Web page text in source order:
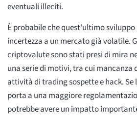
eventuali illeciti.
È probabile che quest'ultimo
incertezza a un mercato già volatile.
criptovalute sono stati presi di mira
una serie di motivi, tra cui mancanza
attività di trading sospette e hack. Se
porta a una maggiore
potrebbe avere un impatto